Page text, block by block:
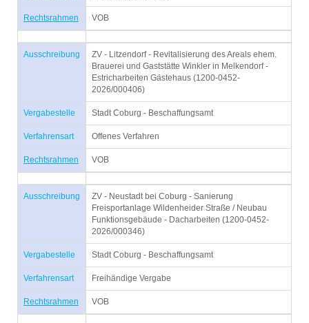
Rechtsrahmen VOB
Ausschreibung
ZV - Litzendorf - Revitalisierung des Areals ehem.
Brauerei und Gaststätte Winkler in Melkendorf -
Estricharbeiten Gästehaus (1200-0452-
2026/000406)
Vergabestelle Stadt Coburg - Beschaffungsamt
Verfahrensart Offenes Verfahren
Rechtsrahmen VOB
Ausschreibung
ZV - Neustadt bei Coburg - Sanierung
Freisportanlage Wildenheider Straße / Neubau
Funktionsgebäude - Dacharbeiten (1200-0452-
2026/000346)
Vergabestelle Stadt Coburg - Beschaffungsamt
Verfahrensart Freihändige Vergabe
Rechtsrahmen VOB